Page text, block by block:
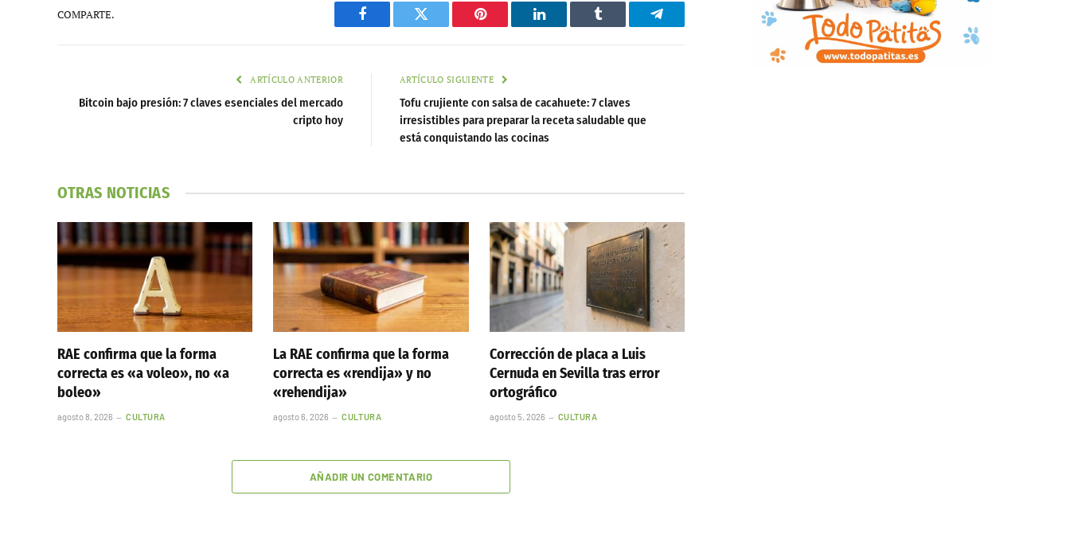
COMPARTE.
Facebook Twitter Pinterest LinkedIn Tumblr Telegram
ARTÍCULO ANTERIOR
Bitcoin bajo presión: 7 claves esenciales del mercado
cripto hoy
ARTÍCULO SIGUIENTE
Tofu crujiente con salsa de cacahuete: 7 claves
irresistibles para preparar la receta saludable que
está conquistando las cocinas
OTRAS NOTICIAS
RAE confirma que la forma
correcta es «a voleo», no «a
boleo»
agosto 8, 2026 CULTURA
La RAE confirma que la forma
correcta es «rendija» y no
«rehendija»
agosto 6, 2026 CULTURA
Corrección de placa a Luis
Cernuda en Sevilla tras error
ortográfico
agosto 5, 2026 CULTURA
AÑADIR UN COMENTARIO